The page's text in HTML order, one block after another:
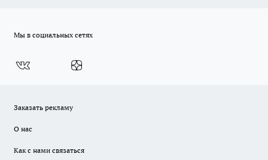
Мы в социальных сетях
Заказать рекламу
О нас
Как с нами связаться